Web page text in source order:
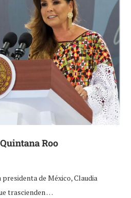
Roo
de México, Claudia
trascienden …